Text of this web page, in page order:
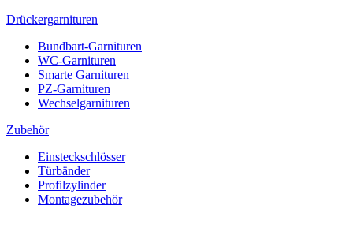
Drückergarnituren
Bundbart-Garnituren
WC-Garnituren
Smarte Garnituren
PZ-Garnituren
Wechselgarnituren
Zubehör
Einsteckschlösser
Türbänder
Profilzylinder
Montagezubehör